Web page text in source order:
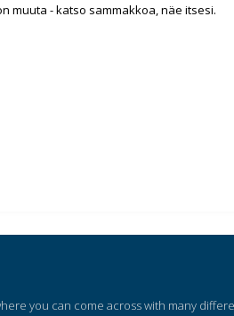
muuta - katso sammakkoa, näe itsesi.
you can come across with many